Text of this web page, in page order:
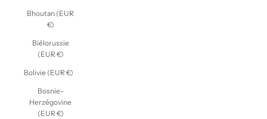
Bhoutan (EUR
€)
Biélorussie
(EUR €)
Bolivie (EUR €)
Bosnie-
Herzégovine
(EUR €)